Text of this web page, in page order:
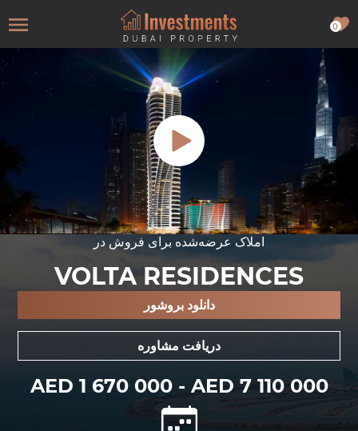
0
املاک عرضه‌شده برای فروش در
VOLTA RESIDENCES
دانلود بروشور
دریافت مشاوره
AED 1 670 000 - AED 7 110 000